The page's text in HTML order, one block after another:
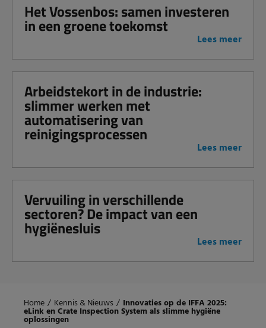
Het Vossenbos: samen investeren
in een groene toekomst
Lees meer
Arbeidstekort in de industrie:
slimmer werken met
automatisering van
reinigingsprocessen
Lees meer
Vervuiling in verschillende
sectoren? De impact van een
hygiënesluis
Lees meer
Home / Kennis & Nieuws / Innovaties op de IFFA 2025:
eLink en Crate Inspection System als slimme hygiëne
oplossingen